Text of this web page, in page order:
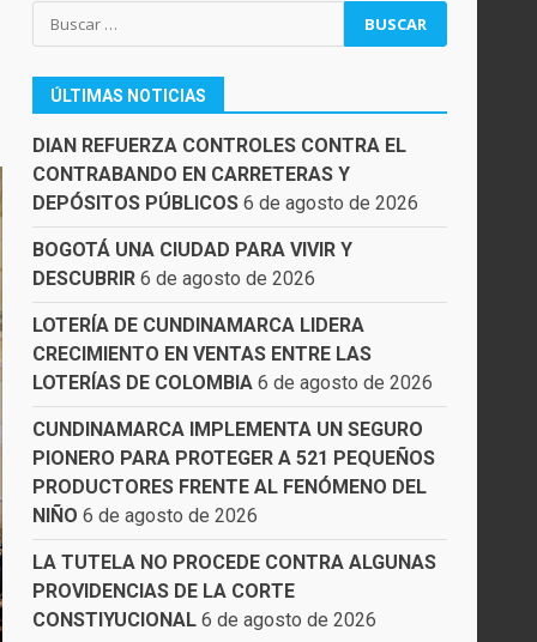
Buscar:
ÚLTIMAS NOTICIAS
DIAN REFUERZA CONTROLES CONTRA EL
CONTRABANDO EN CARRETERAS Y
DEPÓSITOS PÚBLICOS 6 de agosto de 2026
BOGOTÁ UNA CIUDAD PARA VIVIR Y
DESCUBRIR 6 de agosto de 2026
LOTERÍA DE CUNDINAMARCA LIDERA
CRECIMIENTO EN VENTAS ENTRE LAS
LOTERÍAS DE COLOMBIA 6 de agosto de 2026
CUNDINAMARCA IMPLEMENTA UN SEGURO
PIONERO PARA PROTEGER A 521 PEQUEÑOS
PRODUCTORES FRENTE AL FENÓMENO DEL
NIÑO 6 de agosto de 2026
LA TUTELA NO PROCEDE CONTRA ALGUNAS
PROVIDENCIAS DE LA CORTE
CONSTIYUCIONAL 6 de agosto de 2026